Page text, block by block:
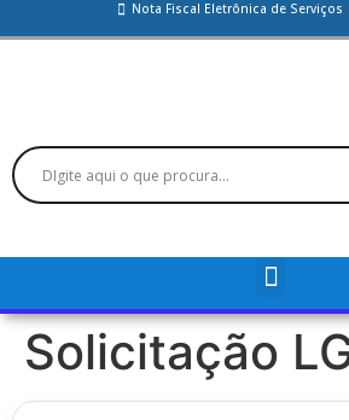
Nota Fiscal Eletrônica de Serviços
Solicitação